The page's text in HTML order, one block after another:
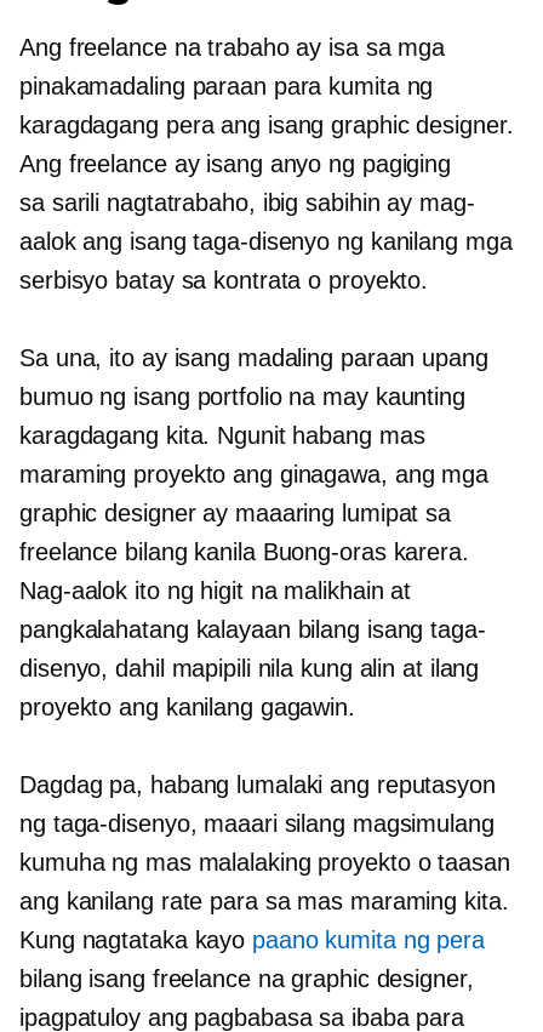
Ang freelance na trabaho ay isa sa mga
pinakamadaling paraan para kumita ng
karagdagang pera ang isang graphic designer.
Ang freelance ay isang anyo ng pagiging
sa sarili nagtatrabaho, ibig sabihin ay mag-
aalok ang isang taga-disenyo ng kanilang mga
serbisyo batay sa kontrata o proyekto.
Sa una, ito ay isang madaling paraan upang
bumuo ng isang portfolio na may kaunting
karagdagang kita. Ngunit habang mas
maraming proyekto ang ginagawa, ang mga
graphic designer ay maaaring lumipat sa
freelance bilang kanila Buong-oraskarera.
Nag-aalok ito ng higit na malikhain at
pangkalahatang kalayaan bilang isang taga-
disenyo, dahil mapipili nila kung alin at ilang
proyekto ang kanilang gagawin.
Dagdag pa, habang lumalaki ang reputasyon
ng taga-disenyo, maaari silang magsimulang
kumuha ng mas malalaking proyekto o taasan
ang kanilang rate para sa mas maraming kita.
Kung nagtataka kayo paano kumita ng pera
bilang isang freelance na graphic designer,
ipagpatuloy ang pagbabasa sa ibaba para